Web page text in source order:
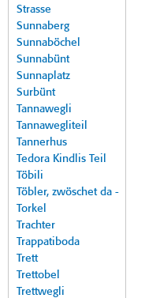
Strasse
Sunnaberg
Sunnaböchel
Sunnabünt
Sunnaplatz
Surbünt
Tannawegli
Tannawegliteil
Tannerhus
Tedora Kindlis Teil
Töbili
Töbler, zwöschet da -
Torkel
Trachter
Trappatiboda
Trett
Trettobel
Trettwegli